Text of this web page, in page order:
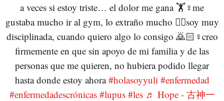
a veces si estoy triste… el dolor me gana 🏋️♀️me
gustaba mucho ir al gym, lo extraño mucho 👌🏼soy muy
disciplinada, cuando quiero algo lo consigo 🙇🏻♀️creo
firmemente en que sin apoyo de mi familia y de las
personas que me quieren, no hubiera podido llegar
hasta donde estoy ahora#holasoyyuli #enfermedad
#enfermedadescrónicas #lupus #les ♬ Hope - 古神一